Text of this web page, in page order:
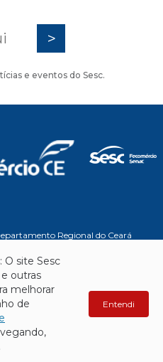
se apresenta no
Iparana Reserva Natural
Drops se apresenta no
Iparana Reserva Natural
Nogueira se apresenta
Iparana Reserva Natural
e eventos do Sesc.
Regional do Ceará
ce.com.br
- 2026
O site Sesc
outras
melhorar
de
Entendi